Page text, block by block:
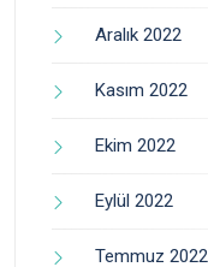
Aralık 2022
Kasım 2022
Ekim 2022
Eylül 2022
Temmuz 2022